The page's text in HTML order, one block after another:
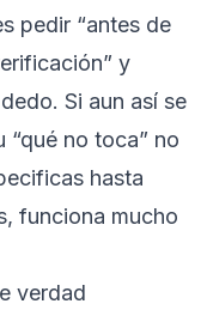
pedir “antes de
y
Si aun así se
“qué no toca” no
hasta
funciona mucho
verdad